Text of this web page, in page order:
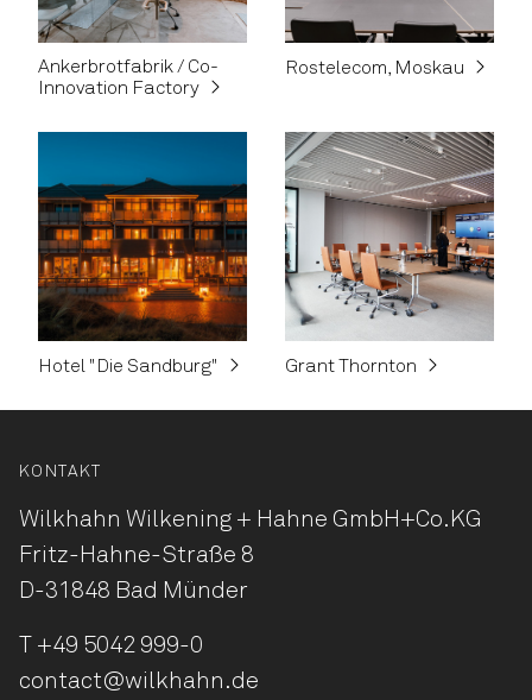
Ankerbrotfabrik / Co-
Innovation Factory
Rostelecom, Moskau
Hotel "Die Sandburg" Grant Thornton
KONTAKT
Wilkhahn Wilkening + Hahne GmbH+Co.KG
Fritz-Hahne-Straße 8
D-31848 Bad Münder
+49 5042 999-0
contact@wilkhahn.de